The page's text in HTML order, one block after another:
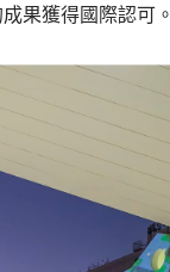
果獲得國際認可。